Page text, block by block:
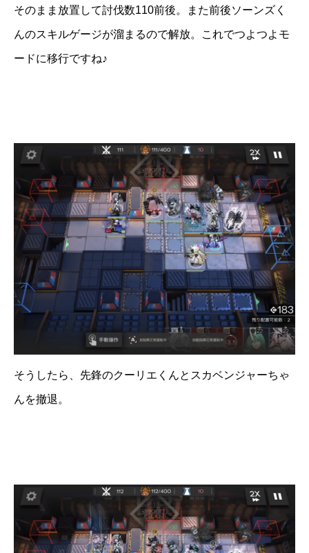
そのまま放置して討伐数110前後。また前後ソーンズく
んのスキルゲージが溜まるので解放。これでつよつよモ
ードに移行ですね♪
そうしたら、先鋒のクーリエくんとスカベンジャーちゃ
んを撤退。